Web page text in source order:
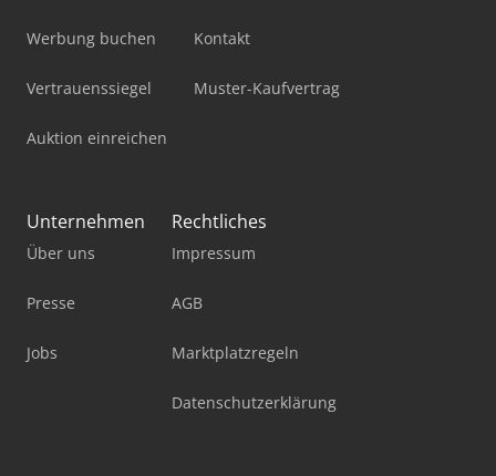
Werbung buchen
Vertrauenssiegel
Auktion einreichen
Kontakt
Muster-Kaufvertrag
Unternehmen
Über uns
Presse
Jobs
Rechtliches
Impressum
AGB
Marktplatzregeln
Datenschutzerklärung